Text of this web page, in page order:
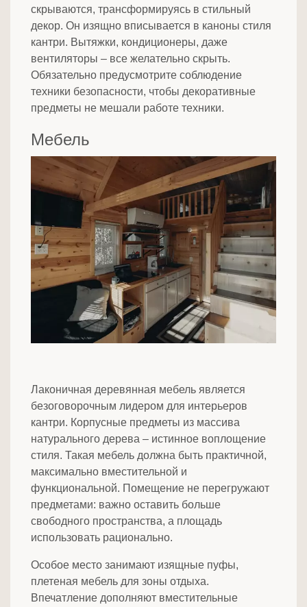
скрываются, трансформируясь в стильный
декор. Он изящно вписывается в каноны стиля
кантри. Вытяжки, кондиционеры, даже
вентиляторы – все желательно скрыть.
Обязательно предусмотрите соблюдение
техники безопасности, чтобы декоративные
предметы не мешали работе техники.
Мебель
Лаконичная деревянная мебель является
безоговорочным лидером для интерьеров
кантри. Корпусные предметы из массива
натурального дерева – истинное воплощение
стиля. Такая мебель должна быть практичной,
максимально вместительной и
функциональной. Помещение не перегружают
предметами: важно оставить больше
свободного пространства, а площадь
использовать рационально.
Особое место занимают изящные пуфы,
плетеная мебель для зоны отдыха.
Впечатление дополняют вместительные